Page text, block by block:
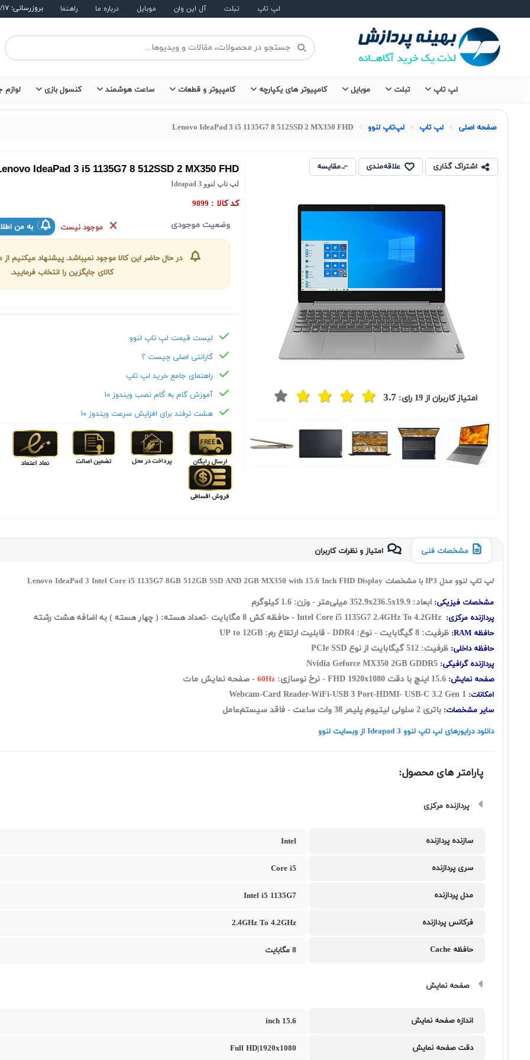
لپ تاپ تبلت آل این وان موبایل درباره ما راهنما بروزرسانی: ۱۴۰۵/۵/۱۷
لپ تاپ تبلت موبایل کامپیوتر های یکپارچه کامپیوتر و قطعات ساعت هوشمند کنسول بازی لوازم
صفحه اصلی لپ تاپ لپ‌تاپ لنوو Lenovo IdeaPad 3 i5 1135G7 8 512SSD 2 MX350 FHD
اشتراک گذاری علاقه‌مندی مقایسه
امتیاز کاربران از19 رای: 3.7
Previous
Next
IdeaPad 3 i5 1135G7 8 512SSD 2 MX350 FHD
لپ تاپ لنوو Ideapad 3
کد کالا : 9899
وضعیت موجودی موجود نیست به من
در حال حاضر این کالا موجود نمیباشد. پیشنهاد میکنیم
کالای جایگزین را انتخاب فرمایید.
لیست قیمت لپ تاپ لنوو
گارانتی اصلی چیست ؟
راهنمای جامع خرید لپ تاپ
آموزش گام به گام نصب ویندوز ۱۰
هشت ترفند برای افزایش سرعت ویندوز ۱۰
مشخصات فنی امتیاز و نظرات کاربران
لپ تاپ لنوو مدل IP3 با مشخصات Lenovo IdeaPad 3 Intel Core i5 1135G7 8GB 512GB SSD AND 2GB MX350 with 15.6 Inch FHD Display
مشخصات فیزیکی: ابعاد: 352.9x236.5x19.9میلی‌متر - وزن: 1.6 کیلوگرم
پردازنده مرکزی: Intel Core i5 1135G7 2.4GHz To 4.2GHz - حافظه کش 8 مگابایت -تعداد هسته: ( چهار هسته ) به اضافه هشت رشته
حافظه RAM: ظرفیت: 8 گيگابايت - نوع: DDR4 - قابلیت ارتقاع رم: UP to 12GB
حافظه داخلی: ظرفیت: 512 گیگابایت از نوع PCIe SSD
پردازنده گرافیکی: Nvidia Geforce MX350 2GB GDDR5
صفحه نمایش: 60Hz - صفحه نمایش مات
امکانات: USB-C 3.2 Gen 1
سایر مشخصات: باتری 2 سلولی لیتیوم پلیمر 38 وات ساعت - فاقد سيستم‌عامل
دانلود درایورهای لپ تاپ لنوو Ideapad 3 از وبسایت لنوو
پارامتر های محصول:
پردازنده مرکزی
سازنده پردازنده Intel
سری پردازنده Core i5
مدل پردازنده Intel i5 1135G7
فرکانس پردازنده 2.4GHz To 4.2GHz
حافظه Cache 8 مگابایت
صفحه نمایش
اندازه صفحه نمایش 15.6 inch
دقت صفحه نمایش Full HD|1920x1080